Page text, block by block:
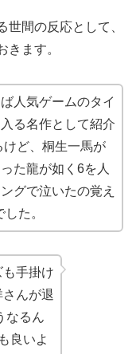
間の反応として、
きます。
人気ゲームのタイ
る名作として紹介
けど、桐生一馬が
た龍が如く6を人
グで泣いたの覚え
た。
手掛け
さんが退
なるん
良いよ